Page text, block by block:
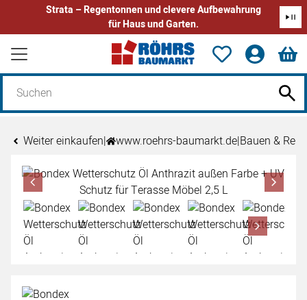
Strata – Regentonnen und clevere Aufbewahrung
für Haus und Garten.
Zum Hauptinhalt springen
Weiter einkaufen| www.roehrs-baumarkt.de|Bauen &
Produktgalerie
Zur Kaufbox springen